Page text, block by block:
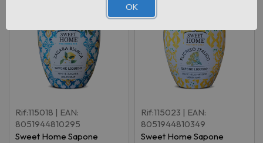
Rif:115018 | EAN:
8051944810295
Sweet Home Sapone
Rif:115023 | EAN:
8051944810349
Sweet Home Sapone
OK